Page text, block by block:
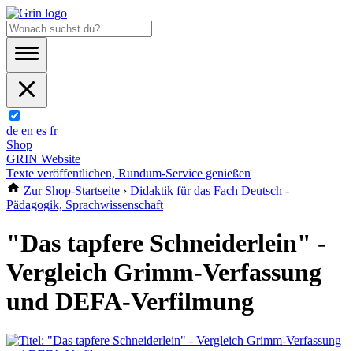
de en es fr
Shop
GRIN Website
Texte veröffentlichen, Rundum-Service genießen
Zur Shop-Startseite › Didaktik für das Fach Deutsch -
Pädagogik, Sprachwissenschaft
"Das tapfere Schneiderlein" -
Vergleich Grimm-Verfassung
und DEFA-Verfilmung